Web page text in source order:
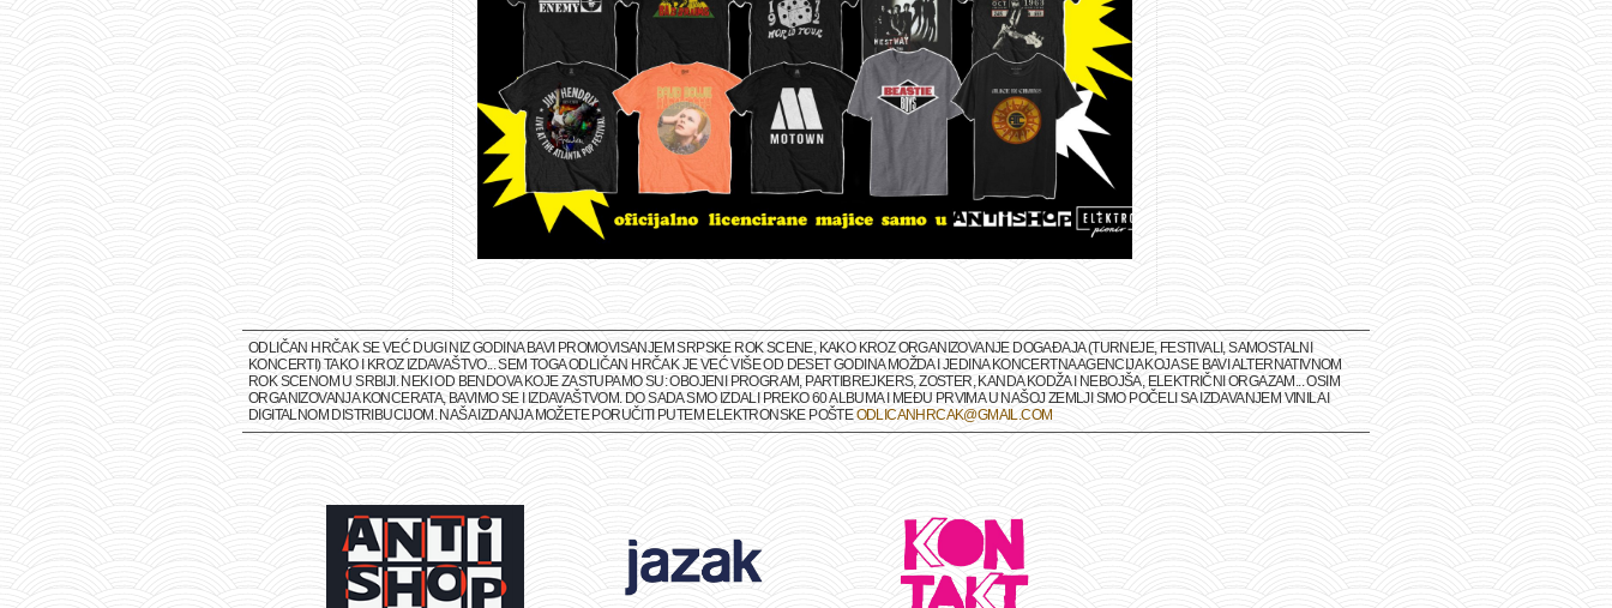
ODLIČAN HRČAK SE VEĆ DUGI NIZ GODINA BAVI PROMOVISANJEM SRPSKE ROK SCENE, KAKO KROZ ORGANIZOVANJE DOGAĐAJA (TURNEJE, FESTIVALI, SAMOSTALNI
KONCERTI) TAKO I KROZ IZDAVAŠTVO... SEM TOGA ODLIČAN HRČAK JE VEĆ VIŠE OD DESET GODINA MOŽDA I JEDINA KONCERTNA AGENCIJA KOJA SE BAVI ALTERNATIVNOM
ROK SCENOM U SRBIJI. NEKI OD BENDOVA KOJE ZASTUPAMO SU: OBOJENI PROGRAM, PARTIBREJKERS, ZOSTER, KANDA KODŽA I NEBOJŠA, ELEKTRIČNI ORGAZAM... OSIM
ORGANIZOVANJA KONCERATA, BAVIMO SE I IZDAVAŠTVOM. DO SADA SMO IZDALI PREKO 60 ALBUMA I MEĐU PRVIMA U NAŠOJ ZEMLJI SMO POČELI SA IZDAVANJEM VINILA I
DIGITALNOM DISTRIBUCIJOM. NAŠA IZDANJA MOŽETE PORUČITI PUTEM ELEKTRONSKE POŠTEODLICANHRCAK@GMAIL.COM